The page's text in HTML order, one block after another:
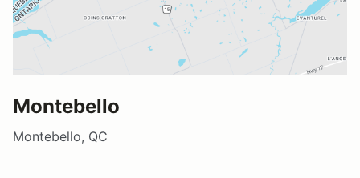
Montebello
Montebello, QC